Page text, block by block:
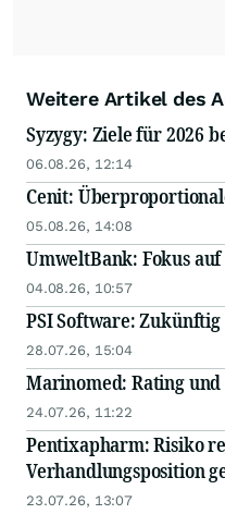
Weitere Artikel des
Syzygy: Ziele für 2026
06.08.26, 12:14
Cenit:
05.08.26, 14:08
UmweltBank: Fokus
04.08.26, 10:57
PSI Software:
28.07.26, 15:04
Marinomed: Rating
24.07.26, 11:22
Pentixapharm: Risiko
Verhandlungsposition
23.07.26, 13:07